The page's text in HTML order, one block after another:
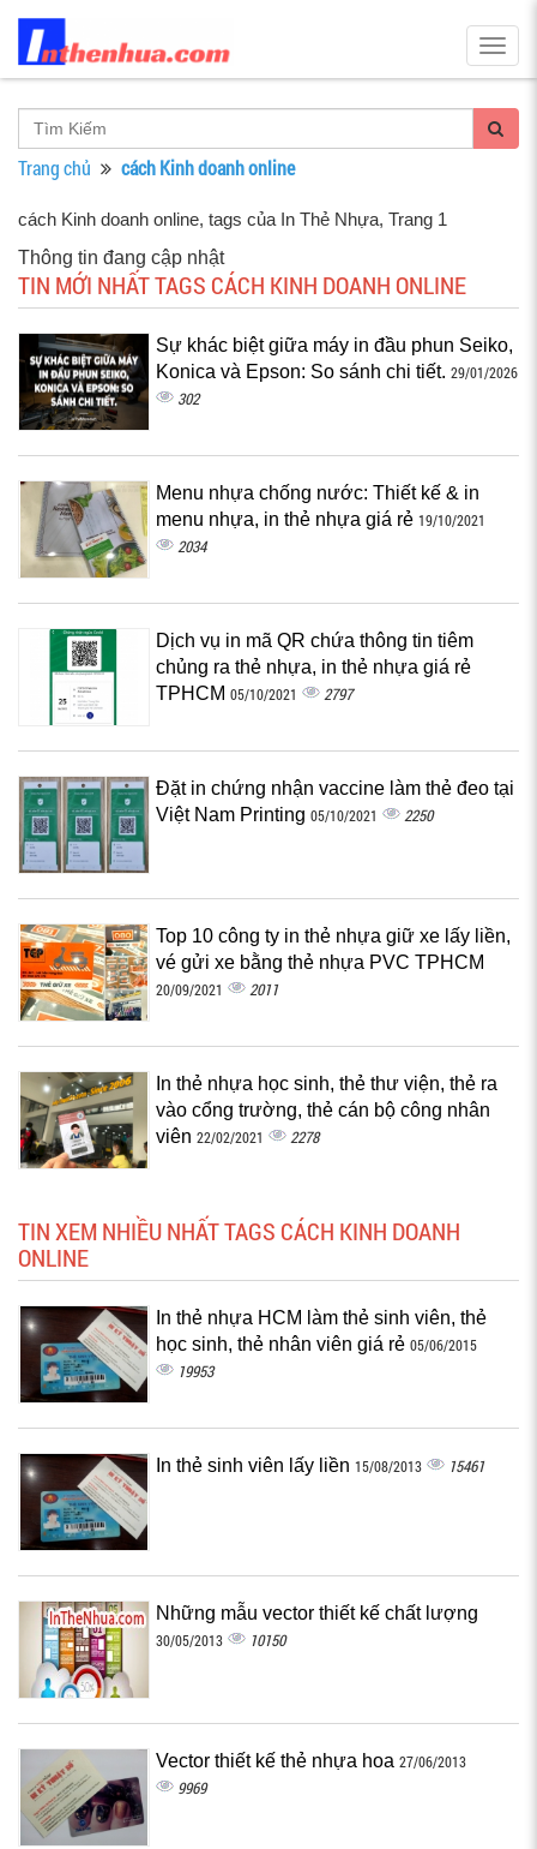
Trang chủ cách Kinh doanh online
cách Kinh doanh online, tags của In Thẻ Nhựa, Trang 1
Thông tin đang cập nhật
TIN MỚI NHẤT TAGS CÁCH KINH DOANH ONLINE
Sự khác biệt giữa máy in đầu phun Seiko,
Konica và Epson: So sánh chi tiết. 29/01/2026
302
Menu nhựa chống nước: Thiết kế & in
menu nhựa, in thẻ nhựa giá rẻ 19/10/2021
2034
Dịch vụ in mã QR chứa thông tin tiêm
chủng ra thẻ nhựa, in thẻ nhựa giá rẻ
TPHCM 05/10/2021 2797
Đặt in chứng nhận vaccine làm thẻ đeo tại
Việt Nam Printing 05/10/2021 2250
Top 10 công ty in thẻ nhựa giữ xe lấy liền,
vé gửi xe bằng thẻ nhựa PVC TPHCM
20/09/2021 2011
In thẻ nhựa học sinh, thẻ thư viện, thẻ ra
vào cổng trường, thẻ cán bộ công nhân
viên 22/02/2021 2278
TIN XEM NHIỀU NHẤT TAGS CÁCH KINH DOANH
ONLINE
In thẻ nhựa HCM làm thẻ sinh viên, thẻ
học sinh, thẻ nhân viên giá rẻ 05/06/2015
19953
In thẻ sinh viên lấy liền 15/08/2013 15461
Những mẫu vector thiết kế chất lượng
30/05/2013 10150
Vector thiết kế thẻ nhựa hoa 27/06/2013
9969